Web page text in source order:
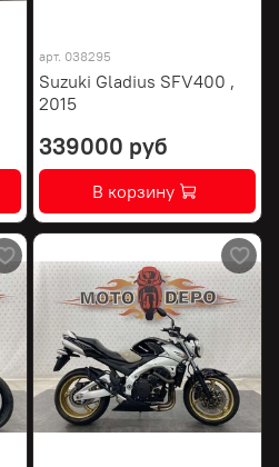
арт. 038295
Suzuki Gladius SFV400 ,
2015
339000 руб
В корзину